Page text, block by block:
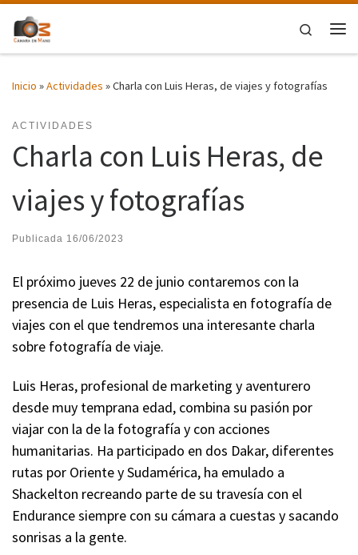
Saltar al contenido
Search
Inicio »Actividades »Charla con Luis Heras, de viajes y fotografías
ACTIVIDADES
Charla con Luis Heras, de
viajes y fotografías
Publicada 16/06/2023
El próximo jueves 22 de junio contaremos con la
presencia de Luis Heras, especialista en fotografía de
viajes con el que tendremos una interesante charla
sobre fotografía de viaje.
Luis Heras, profesional de marketing y aventurero
desde muy temprana edad, combina su pasión por
viajar con la de la fotografía y con acciones
humanitarias. Ha participado en dos Dakar, diferentes
rutas por Oriente y Sudamérica, ha emulado a
Shackelton recreando parte de su travesía con el
Endurance siempre con su cámara a cuestas y sacando
sonrisas a la gente.